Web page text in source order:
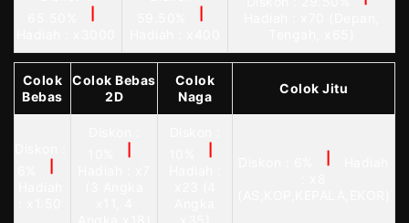
Colok
Bebas
Colok Bebas
2D
Colok
Naga
Colok Jitu